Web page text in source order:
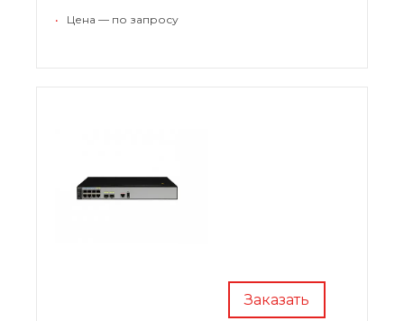
• Цена — по запросу
Заказать